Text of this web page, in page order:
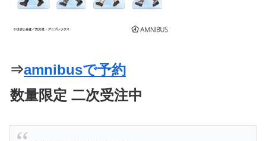
⇒amnibusで予約
数量限定 二次受注中